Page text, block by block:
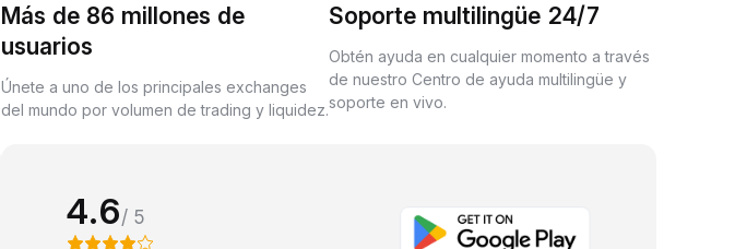
Más de 86 millones de
usuarios
Únete a uno de los principales exchanges
del mundo por volumen de trading y liquidez.
Soporte multilingüe 24/7
Obtén ayuda en cualquier momento a través
de nuestro Centro de ayuda multilingüe y
soporte en vivo.
4.6/ 5